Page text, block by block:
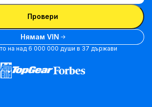
Провери
Нямам VIN
на над 6 000 000 души в 37 държави